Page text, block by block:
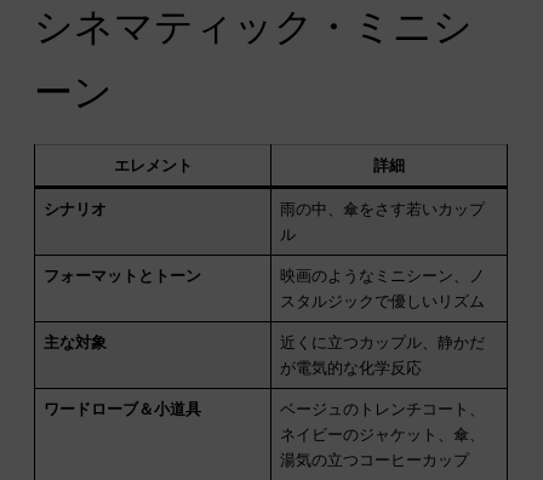
シネマティック・ミニシ
ーン
エレメント 詳細
シナリオ
雨の中、傘をさす若いカップ
ル
フォーマットとトーン
映画のようなミニシーン、ノ
スタルジックで優しいリズム
主な対象
近くに立つカップル、静かだ
が電気的な化学反応
ワードローブ＆小道具
ベージュのトレンチコート、
ネイビーのジャケット、傘、
湯気の立つコーヒーカップ